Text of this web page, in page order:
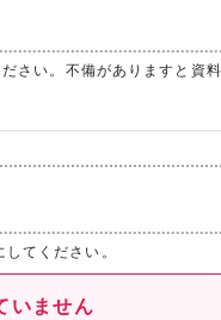
さい。不備がありますと資
てください。
いません